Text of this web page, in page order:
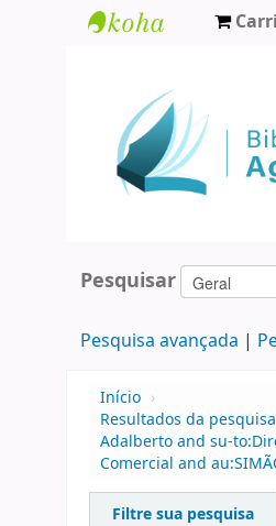
Agamenon
Magalhães
Pesquisar
Pesquisa avançada
Início ›
Resultados da
Adalberto and su-
Comercial and
Filtre sua pesquisa